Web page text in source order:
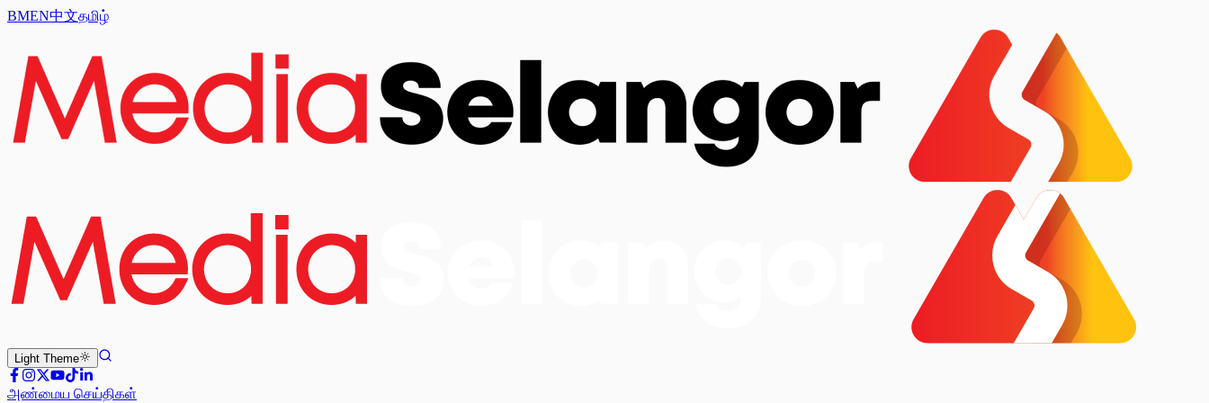
BMEN中文தமிழ்
Light Theme
அண்மைய செய்திகள்